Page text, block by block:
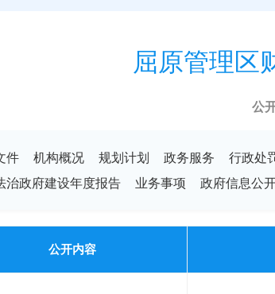
屈原管理区
公
件 机构概况 规划计划 政务服务 行政处
治政府建设年度报告 业务事项 政府信息公
公开内容